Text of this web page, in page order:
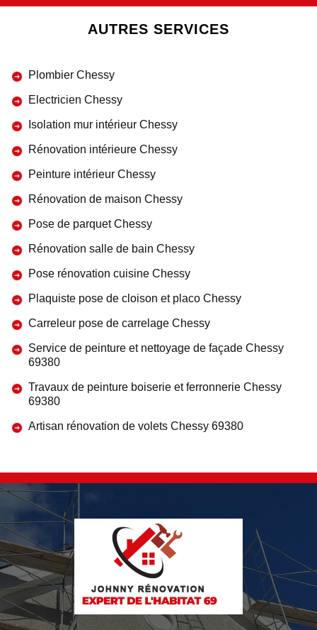
AUTRES SERVICES
Plombier Chessy
Electricien Chessy
Isolation mur intérieur Chessy
Rénovation intérieure Chessy
Peinture intérieur Chessy
Rénovation de maison Chessy
Pose de parquet Chessy
Rénovation salle de bain Chessy
Pose rénovation cuisine Chessy
Plaquiste pose de cloison et placo Chessy
Carreleur pose de carrelage Chessy
Service de peinture et nettoyage de façade Chessy
69380
Travaux de peinture boiserie et ferronnerie Chessy
69380
Artisan rénovation de volets Chessy 69380